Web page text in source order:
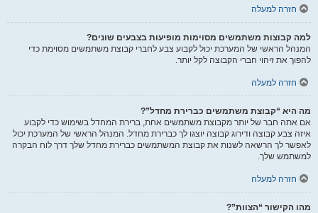
חזרה למעלה
למה קבוצות משתמשים מסוימות מופיעות בצבעים שונים?
המנהל הראשי של המערכת יכול לקבוע צבע לחברי קבוצת משתמשים מסוימת כדי
להפוך את זיהוי חברי הקבוצה לקל יותר.
חזרה למעלה
מה היא “קבוצת משתמשים כברירת מחדל”?
אם אתה חבר של יותר מקבוצת משתמשים אחת, ברירת המחדל בשימוש כדי לקבוע
איזה צבע קבוצה ודירוג קבוצה יוצגו לך כברירת מחדל. המנהל הראשי של המערכת יכול
לאפשר לך הרשאה לשנות את קבוצת המשתמשים כברירת מחדל שלך דרך לוח הבקרה
למשתמש שלך.
חזרה למעלה
מהו הקישור “הצוות”?